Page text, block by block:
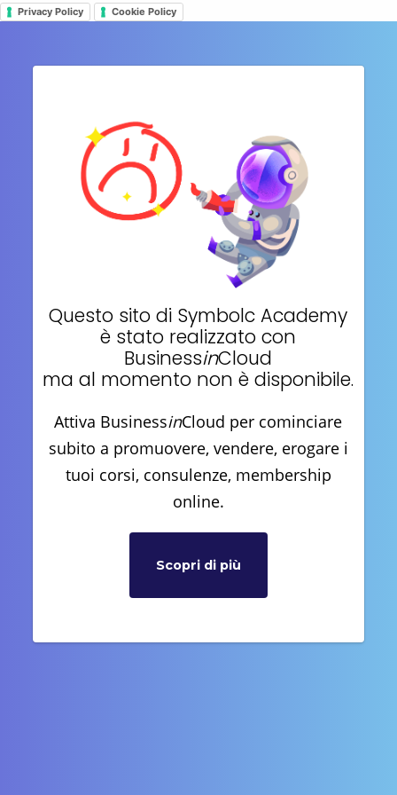
Privacy Policy Cookie Policy
Questo sito di Symbolc Academy
è stato realizzato con
BusinessinCloud
ma al momento non è disponibile.
Attiva BusinessinCloud per cominciare
subito a promuovere, vendere, erogare i
tuoi corsi, consulenze, membership
online.
Scopri di più